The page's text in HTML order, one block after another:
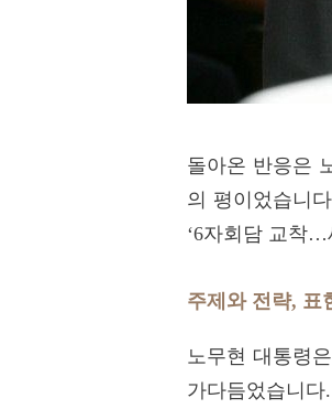
돌아온 반응은
의 평이었습니
‘6자회담 교착…
주제와 전략, 표
노무현 대통령
가다듬었습니